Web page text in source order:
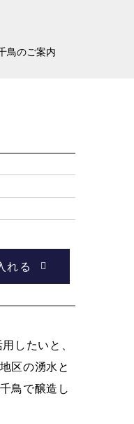
鳥のご案内
れる
したいと、
区の湧水と
鳥で醸造し